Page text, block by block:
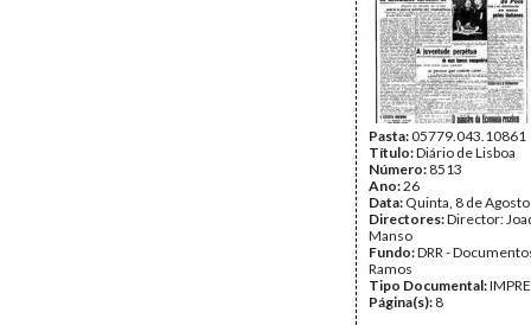
Pasta:05779.043.10861
Título:Diário de Lisboa
Número: 8513
Ano:26
Data: Quinta, 8 de
Directores:Director:
Manso
Fundo:DRR -
Ramos
Tipo Documental:
Página(s): 8